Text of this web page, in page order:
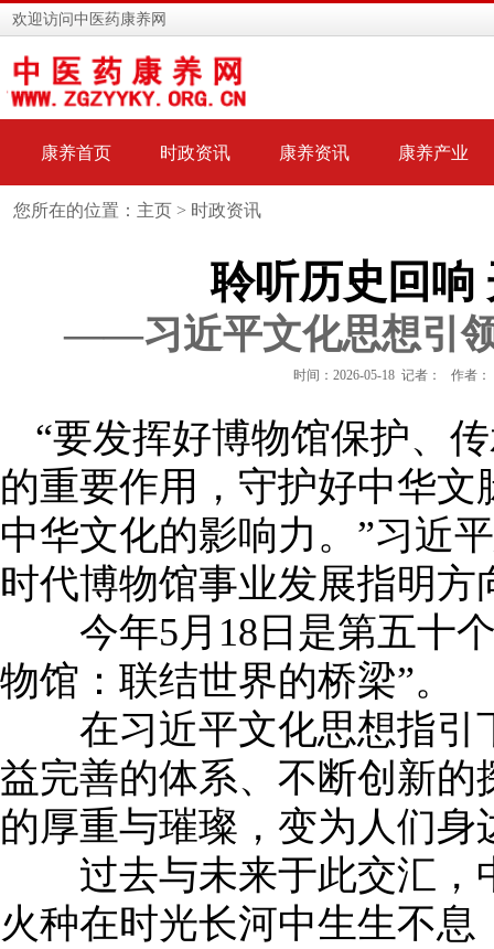
欢迎访问中医药康养网
康养首页 时政资讯 康养资讯 康养产业
您所在的位置：主页 > 时政资讯
聆听历史回响
——习近平文化思想引
时间：2026-05-18 记者： 作者
“要发挥好博物馆保护、
的重要作用，守护好中华
中华文化的影响力。”习近
时代博物馆事业发展指明方
今年5月18日是第五十个
物馆：联结世界的桥梁”。
在习近平文化思想指引
益完善的体系、不断创新的
的厚重与璀璨，变为人们身
过去与未来于此交汇，
火种在时光长河中生生不